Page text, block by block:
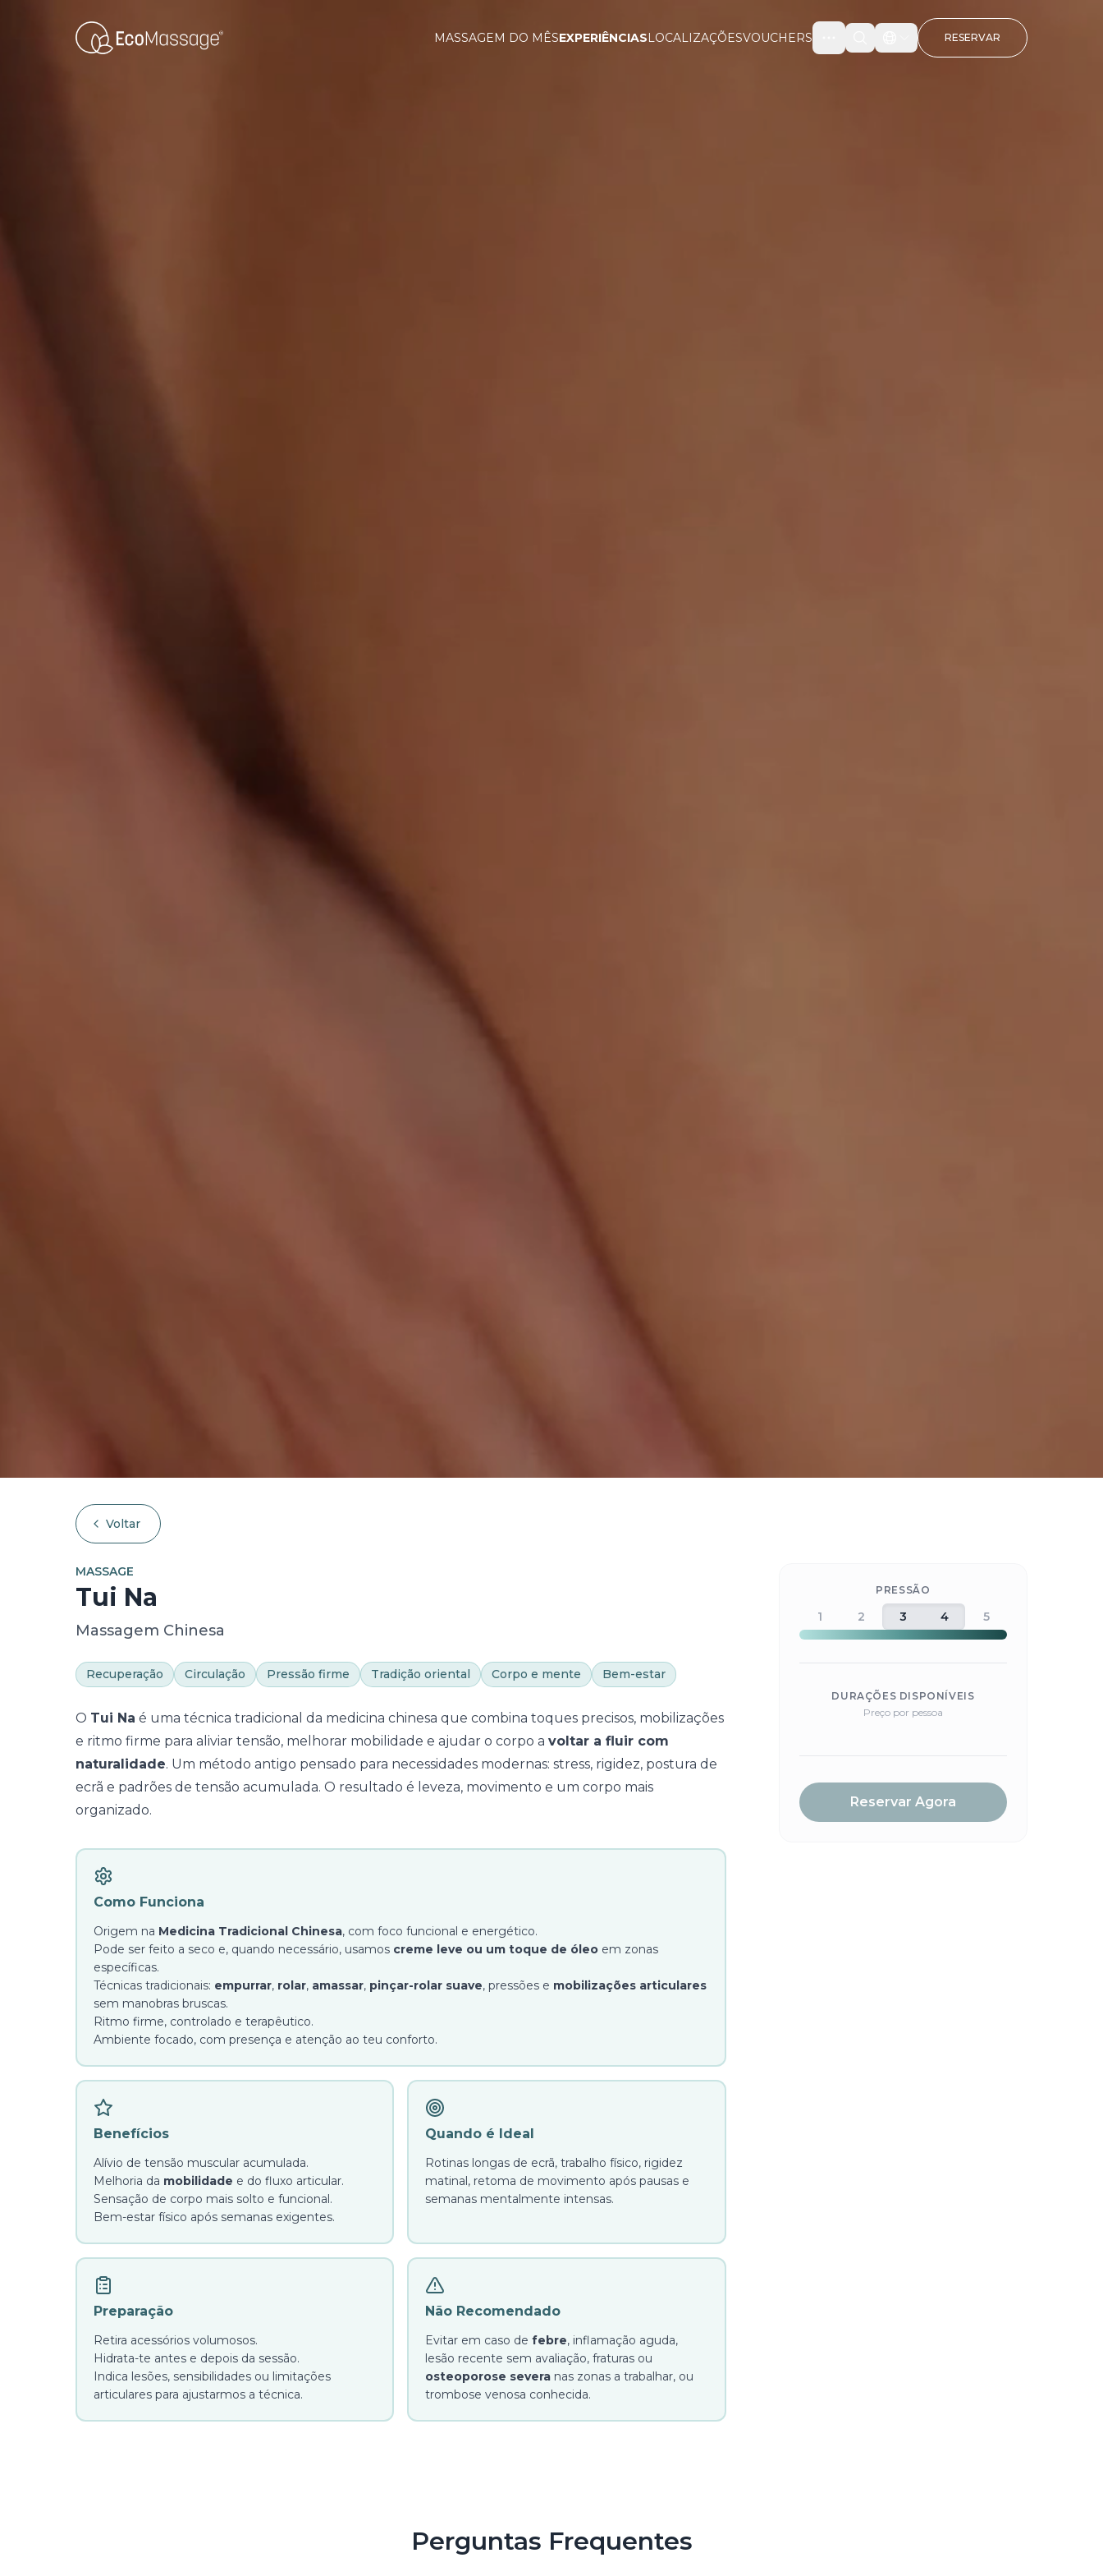
MASSAGEM DO MÊSEXPERIÊNCIASLOCALIZAÇÕESVOUCHERS RESERVAR
Voltar
MASSAGE
Tui Na
Massagem Chinesa
Recuperação Circulação Pressão firme Tradição oriental Corpo e mente Bem-estar
O Tui Na é uma técnica tradicional da medicina chinesa que combina toques precisos, mobilizações
e ritmo firme para aliviar tensão, melhorar mobilidade e ajudar o corpo a voltar a fluir com
naturalidade. Um método antigo pensado para necessidades modernas: stress, rigidez, postura de
ecrã e padrões de tensão acumulada. O resultado é leveza, movimento e um corpo mais
organizado.
Como Funciona
Origem na Medicina Tradicional Chinesa, com foco funcional e energético.
Pode ser feito a seco e, quando necessário, usamos creme leve ou um toque de óleo em zonas
específicas.
Técnicas tradicionais: empurrar, rolar, amassar, pinçar-rolar suave, pressões e mobilizações articulares
sem manobras bruscas.
Ritmo firme, controlado e terapêutico.
Ambiente focado, com presença e atenção ao teu conforto.
Benefícios
Alívio de tensão muscular acumulada.
Melhoria da mobilidade e do fluxo articular.
Sensação de corpo mais solto e funcional.
Bem-estar físico após semanas exigentes.
Quando é Ideal
Rotinas longas de ecrã, trabalho físico, rigidez
matinal, retoma de movimento após pausas e
semanas mentalmente intensas.
Preparação
Retira acessórios volumosos.
Hidrata-te antes e depois da sessão.
Indica lesões, sensibilidades ou limitações
articulares para ajustarmos a técnica.
Não Recomendado
Evitar em caso defebre, inflamação aguda,
lesão recente sem avaliação, fraturas ou
osteoporose severa nas zonas a trabalhar, ou
trombose venosa conhecida.
PRESSÃO
1 2 3 4 5
DURAÇÕES DISPONÍVEIS
Preço por pessoa
Reservar Agora
Perguntas Frequentes